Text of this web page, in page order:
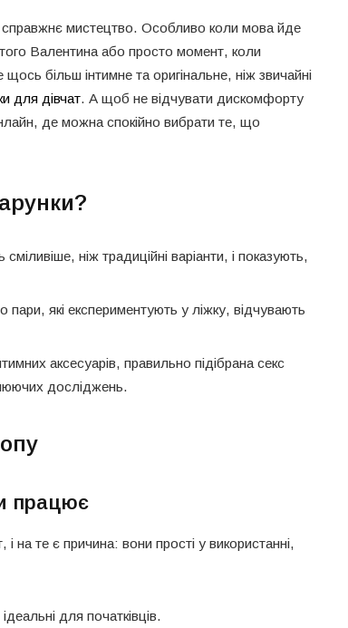
справжнє мистецтво. Особливо коли мова йде
Валентина або просто момент, коли
більш інтимне та оригінальне, ніж звичайні
для дівчат. А щоб не відчувати дискомфорту
де можна спокійно вибрати те, що
ніж традиційні варіанти, і показують,
які експериментують у ліжку, відчувають
аксесуарів, правильно підібрана секс
досліджень.
працює
на те є причина: вони прості у використанні,
для початківців.